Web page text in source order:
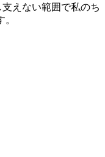
えない範囲で私のち